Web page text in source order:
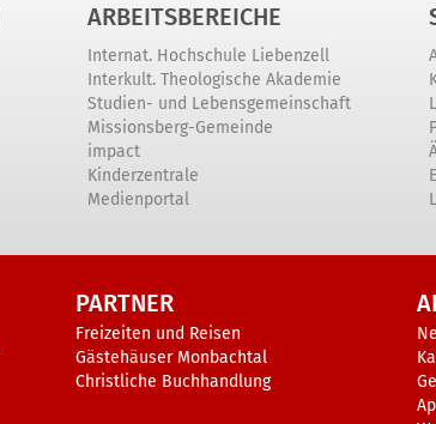
ARBEITSBEREICHE
Internat. Hochschule Liebenzell
Interkult. Theologische Akademie
Studien- und Lebensgemeinschaft
Missionsberg-Gemeinde
impact
Kinderzentrale
Medienportal
PARTNER
Freizeiten und Reisen
Gästehäuser Monbachtal
Christliche Buchhandlung